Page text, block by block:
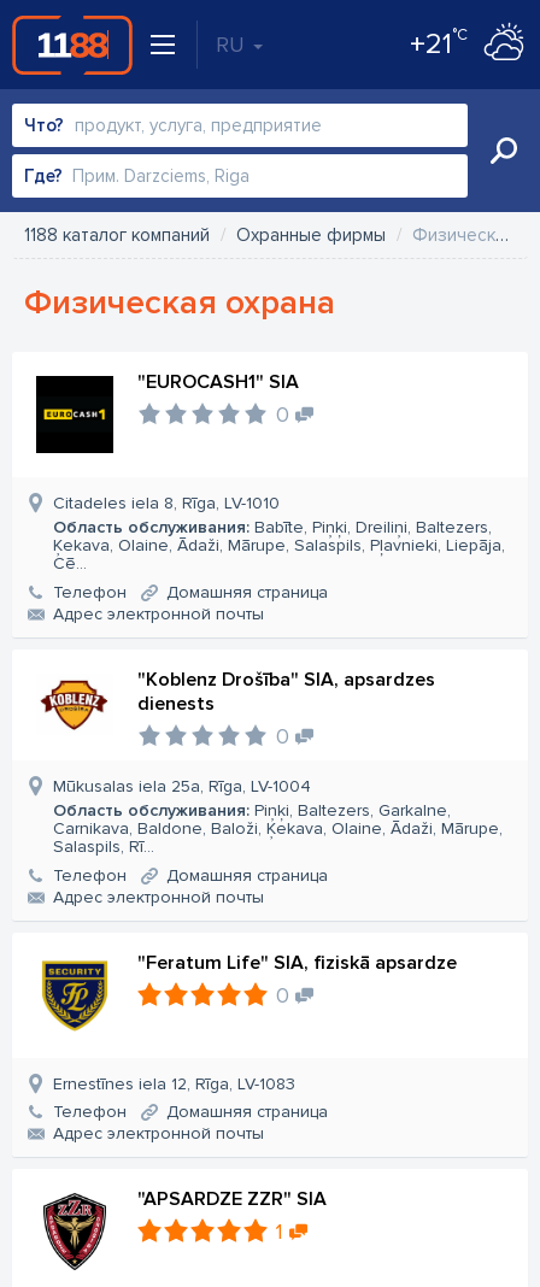
RU +21°C
Что?
Где?
1188 каталог компаний Охранные фирмы Физическая охрана
Физическая охрана
"EUROCASH1" SIA
0
Citadeles iela 8, Rīga, LV-1010
Область обслуживания: Babīte, Piņķi, Dreiliņi, Baltezers,
Ķekava, Olaine, Ādaži, Mārupe, Salaspils, Pļavnieki, Liepāja,
Cē...
Телефон
Домашняя страница
Aдрес электронной почты
"Koblenz Drošība" SIA, apsardzes
dienests
0
Mūkusalas iela 25a, Rīga, LV-1004
Область обслуживания: Piņķi, Baltezers, Garkalne,
Carnikava, Baldone, Baloži, Ķekava, Olaine, Ādaži, Mārupe,
Salaspils, Rī...
Телефон
Домашняя страница
Aдрес электронной почты
"Feratum Life" SIA, fiziskā apsardze
0
Ernestīnes iela 12, Rīga, LV-1083
Телефон
Домашняя страница
Aдрес электронной почты
"APSARDZE ZZR" SIA
1